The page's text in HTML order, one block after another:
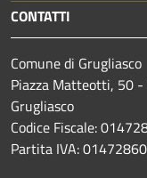
CONTATTI
Comune di Grugliasco
Piazza Matteotti, 50
Grugliasco
Codice Fiscale:
Partita IVA: